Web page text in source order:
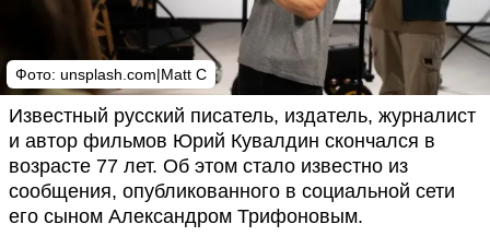
Фото: unsplash.com|Matt C
Известный русский писатель, издатель, журналист
и автор фильмов Юрий Кувалдин скончался в
возрасте 77 лет. Об этом стало известно из
сообщения, опубликованного в социальной сети
его сыном Александром Трифоновым.